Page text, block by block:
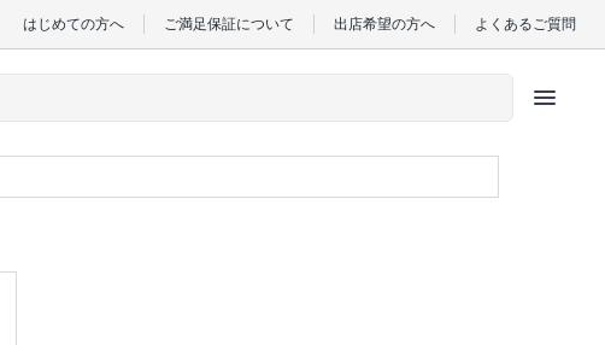
はじめての方へ ご満足保証について 出店希望の方へ よくあるご質問
menu